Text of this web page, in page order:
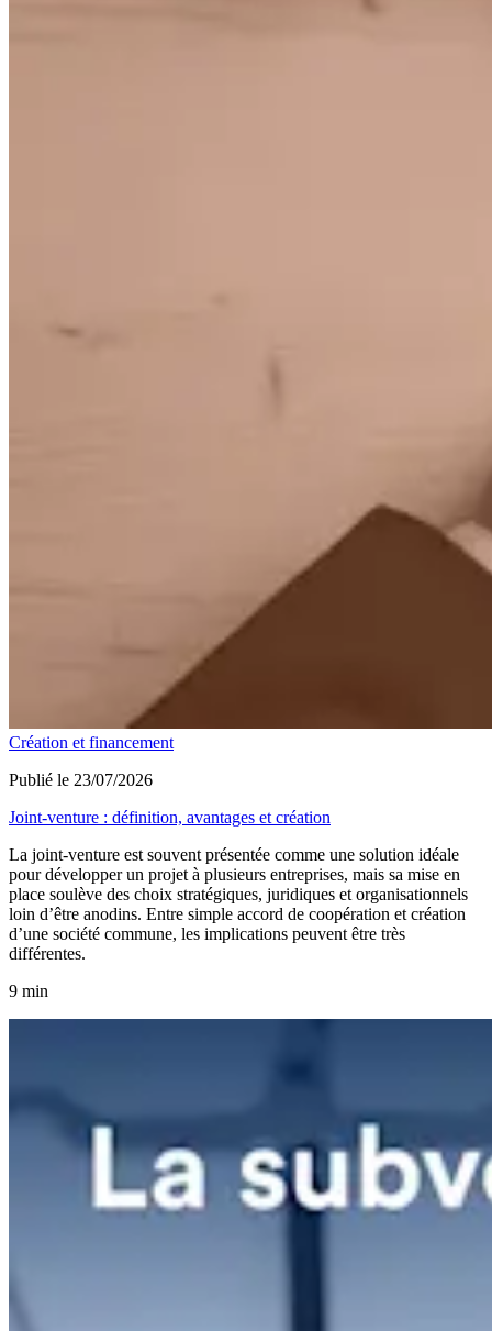
Création et financement
Publié le 23/07/2026
Joint-venture : définition, avantages et création
La joint-venture est souvent présentée comme une solution idéale
pour développer un projet à plusieurs entreprises, mais sa mise en
place soulève des choix stratégiques, juridiques et organisationnels
loin d’être anodins. Entre simple accord de coopération et création
d’une société commune, les implications peuvent être très
différentes.
9 min